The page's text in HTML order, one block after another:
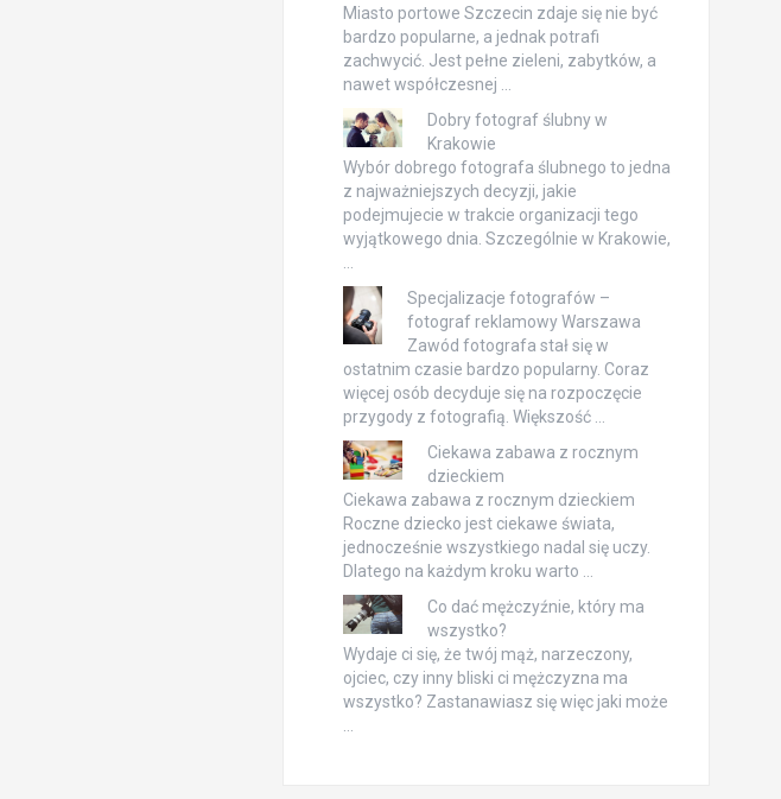
Miasto portowe Szczecin zdaje się nie być
bardzo popularne, a jednak potrafi
zachwycić. Jest pełne zieleni, zabytków, a
nawet współczesnej …
Dobry fotograf ślubny w
Krakowie
Wybór dobrego fotografa ślubnego to jedna
z najważniejszych decyzji, jakie
podejmujecie w trakcie organizacji tego
wyjątkowego dnia. Szczególnie w Krakowie,
Specjalizacje fotografów –
fotograf reklamowy Warszawa
Zawód fotografa stał się w
ostatnim czasie bardzo popularny. Coraz
więcej osób decyduje się na rozpoczęcie
przygody z fotografią. Większość …
Ciekawa zabawa z rocznym
dzieckiem
Ciekawa zabawa z rocznym dzieckiem
Roczne dziecko jest ciekawe świata,
jednocześnie wszystkiego nadal się uczy.
Dlatego na każdym kroku warto …
Co dać mężczyźnie, który ma
wszystko?
Wydaje ci się, że twój mąż, narzeczony,
ojciec, czy inny bliski ci mężczyzna ma
wszystko? Zastanawiasz się więc jaki może